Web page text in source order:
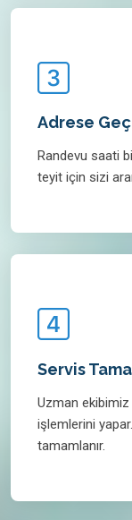
Adrese
Randevu saati
teyit için sizi
Servis
Uzman ekibimiz
işlemlerini
tamamlanır.